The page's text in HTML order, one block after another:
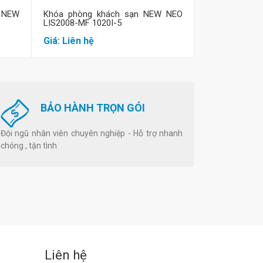
Khóa phòng khách sạn NEW NEO
LIS2008-MF 1020I-5
Giá: Liên hệ
BẢO HÀNH TRỌN GÓI
Đội ngũ nhân viên chuyên nghiệp - Hỗ trợ nhanh
chóng , tận tình
Liên hệ